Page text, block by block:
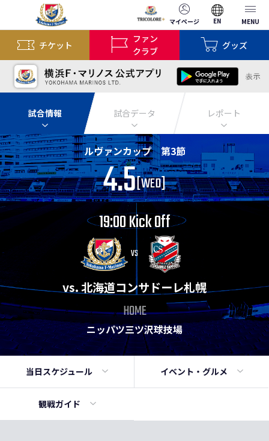
マイページ EN MENU
チケット
ファン
クラブ
グッズ
試合情報 試合データ レポート
ルヴァンカップ 第3節
4.5[WED]
19:00 Kick Off
VS
vs. 北海道コンサドーレ札幌
HOME
ニッパツ三ツ沢球技場
当日 スケジュール イベント・ グルメ
観戦ガイド